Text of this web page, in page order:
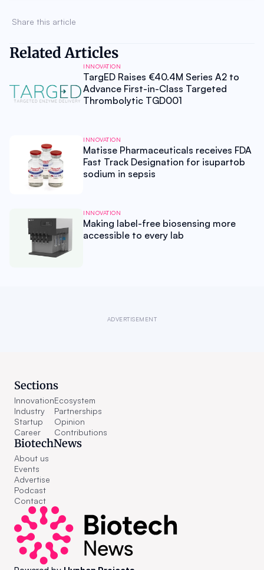
Share this article
Related Articles
INNOVATION
TargED Raises €40.4M Series A2 to
Advance First-in-Class Targeted
Thrombolytic TGD001
INNOVATION
Matisse Pharmaceuticals receives FDA
Fast Track Designation for isupartob
sodium in sepsis
INNOVATION
Making label-free biosensing more
accessible to every lab
ADVERTISEMENT
Sections
Innovation
Industry
Startup
Career
Ecosystem
Partnerships
Opinion
Contributions
BiotechNews
About us
Events
Advertise
Podcast
Contact